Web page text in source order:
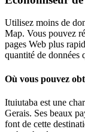
Utilisez moins de
Map. Vous pouvez
pages Web plus
quantité de données
Où vous pouvez
Ituiutaba est une
Gerais. Ses beaux
font de cette